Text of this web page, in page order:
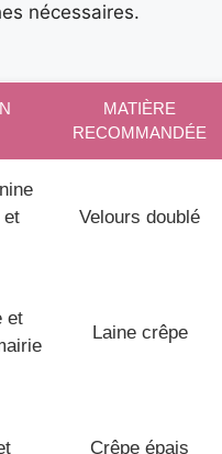
nécessaires.
MATIÈRE
RECOMMANDÉE
et
Velours doublé
et
Laine crêpe
Crêpe épais